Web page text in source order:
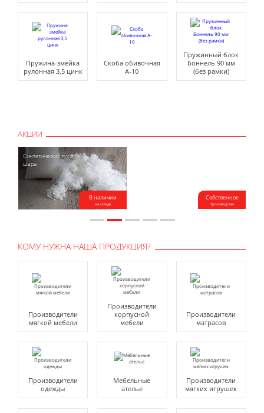
Пружина-змейка
рулонная 3,5 цинк
Скоба обивочная
A-10
Пружинный блок
Боннель 90 мм
(без рамки)
АКЦИИ
Синтетический пух и
шары
В наличии
на складе
Собственное
производство
КОМУ НУЖНА НАША ПРОДУКЦИЯ?
Производители
мягкой мебели
Производители
корпусной
мебели
Производители
матрасов
Производители
одежды
Мебельные
ателье
Производители
мягких игрушек